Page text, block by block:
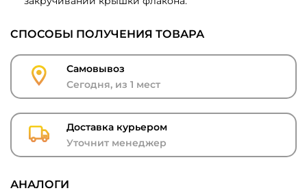
СПОСОБЫ ПОЛУЧЕНИЯ ТОВАРА
Самовывоз
Сегодня, из 1 мест
Доставка курьером
Уточнит менеджер
АНАЛОГИ